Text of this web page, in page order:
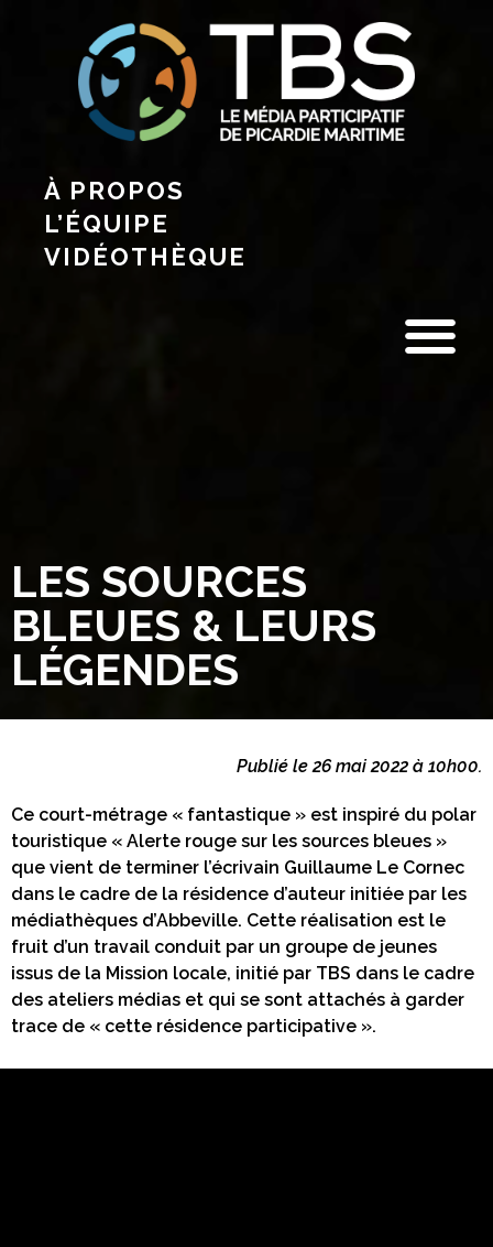
À PROPOS
L’ÉQUIPE
VIDÉOTHÈQUE
LES SOURCES
BLEUES & LEURS
LÉGENDES
Publié le 26 mai 2022 à 10h00.
Ce court-métrage « fantastique » est inspiré du polar
touristique « Alerte rouge sur les sources bleues »
que vient de terminer l’écrivain Guillaume Le Cornec
dans le cadre de la résidence d’auteur initiée par les
médiathèques d’Abbeville. Cette réalisation est le
fruit d’un travail conduit par un groupe de jeunes
issus de la Mission locale, initié par TBS dans le cadre
des ateliers médias et qui se sont attachés à garder
trace de « cette résidence participative ».